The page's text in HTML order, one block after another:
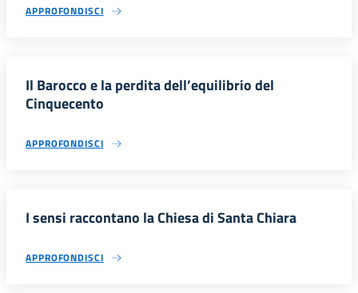
APPROFONDISCI
Il Barocco e la perdita dell’equilibrio del
Cinquecento
APPROFONDISCI
I sensi raccontano la Chiesa di Santa Chiara
APPROFONDISCI